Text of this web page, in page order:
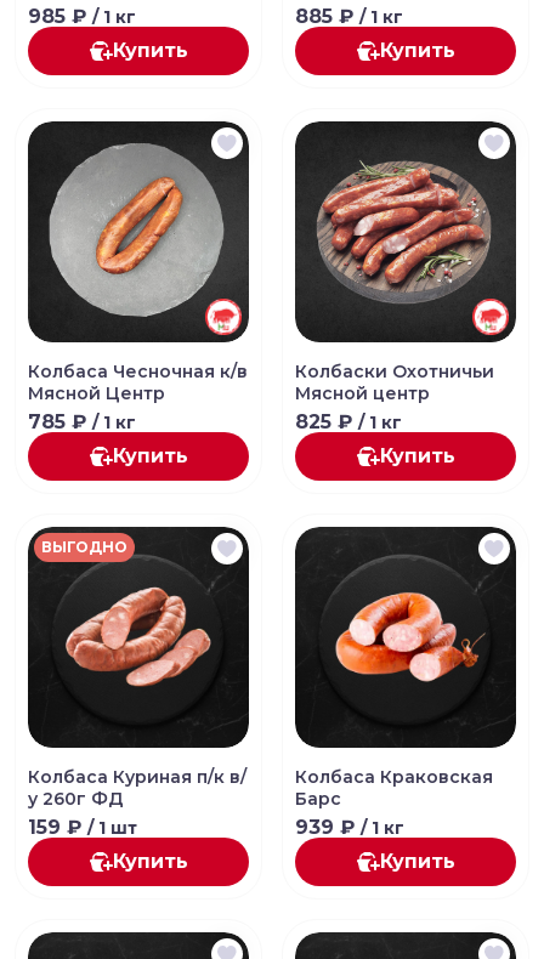
985 ₽ / 1 кг
Купить
885 ₽ / 1 кг
Купить
Колбаса Чесночная к/в
Мясной Центр
785 ₽ / 1 кг
Купить
Колбаски Охотничьи
Мясной центр
825 ₽ / 1 кг
Купить
ВЫГОДНО
Колбаса Куриная п/к в/
у 260г ФД
159 ₽ / 1 шт
Купить
Колбаса Краковская
Барс
939 ₽ / 1 кг
Купить